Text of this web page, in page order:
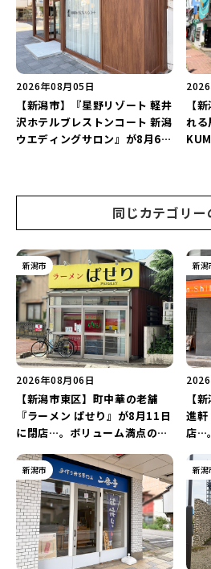
2026年08月05日
【新潟市】『星野リゾート 軽井
沢ホテルブレストンコート 新潟
ウエディングサロン』が8月6日
【
れる
同じカテゴリー
新潟市
2026年08月06日
【新潟市東区】町中華の老舗
『ラーメン ぱせり』が8月11日
に閉店…。ボリューム満点の名
新潟
【
進軒
店…
新潟市 新潟